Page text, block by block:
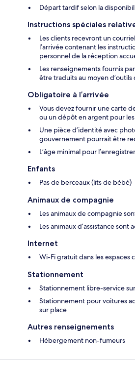
Départ tardif selon la
Instructions spéciales
Les clients recevront un
l’arrivée contenant les
personnel de la réception
Les renseignements fournis
être traduits au moyen
Obligatoire à l’arrivée
Vous devez fournir une carte
ou un dépôt en argent pour les
Une pièce d’identité avec
gouvernement pourrait être
L’âge minimal pour
Enfants
Pas de berceaux (lits de bébé)
Animaux de compagnie
Les animaux de compagnie
Les animaux d’assistance sont
Internet
Wi-Fi gratuit dans les espaces
Stationnement
Stationnement libre-service
Stationnement pour voitures
sur place
Autres renseignements
Hébergement non-fumeurs